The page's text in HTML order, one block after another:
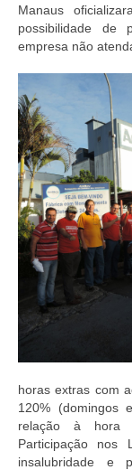
Manaus
possibilidade de
empresa não
horas extras com
120% (domingos
relação à hora
Participação nos
insalubridade e